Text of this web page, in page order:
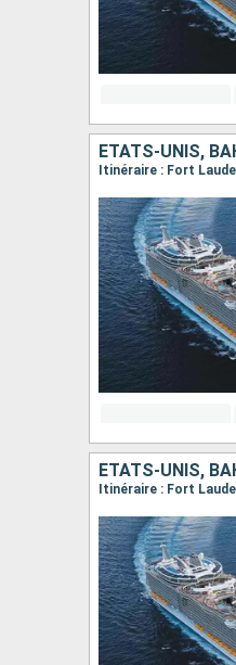
ÉTATS-UNIS,
Itinéraire : Fort
ÉTATS-UNIS,
Itinéraire : Fort